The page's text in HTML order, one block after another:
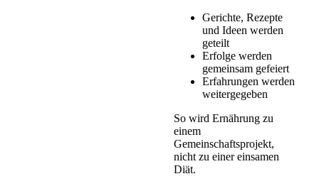
Gerichte, Rezepte
und Ideen werden
geteilt
Erfolge werden
gemeinsam gefeiert
Erfahrungen werden
weitergegeben
So wird Ernährung zu
einem
Gemeinschaftsprojekt,
nicht zu einer einsamen
Diät.